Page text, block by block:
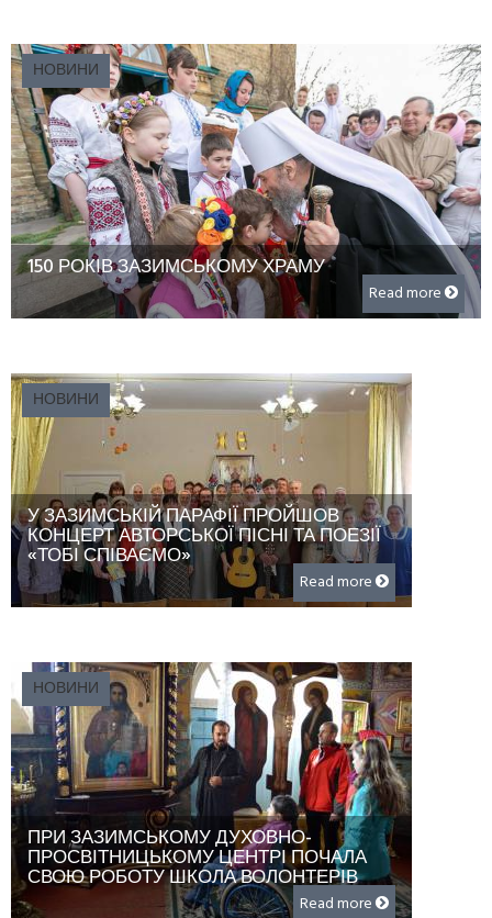
НОВИНИ
150 РОКІВ ЗАЗИМСЬКОМУ ХРАМУ
Read more
НОВИНИ
У ЗАЗИМСЬКІЙ ПАРАФІЇ ПРОЙШОВ
КОНЦЕРТ АВТОРСЬКОЇ ПІСНІ ТА ПОЕЗІЇ
«ТОБІ СПІВАЄМО»
Read more
НОВИНИ
ПРИ ЗАЗИМСЬКОМУ ДУХОВНО-
ПРОСВІТНИЦЬКОМУ ЦЕНТРІ ПОЧАЛА
СВОЮ РОБОТУ ШКОЛА ВОЛОНТЕРІВ
Read more